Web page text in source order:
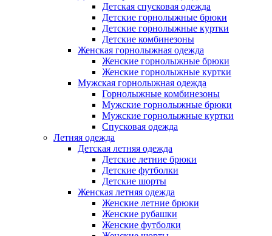
Детская спусковая одежда
Детские горнолыжные брюки
Детские горнолыжные куртки
Детские комбинезоны
Женская горнолыжная одежда
Женские горнолыжные брюки
Женские горнолыжные куртки
Мужская горнолыжная одежда
Горнолыжные комбинезоны
Мужские горнолыжные брюки
Мужские горнолыжные куртки
Спусковая одежда
Летняя одежда
Детская летняя одежда
Детские летние брюки
Детские футболки
Детские шорты
Женская летняя одежда
Женские летние брюки
Женские рубашки
Женские футболки